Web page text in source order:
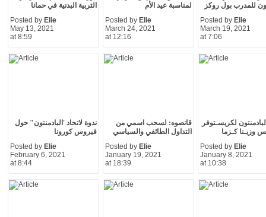
التربية البدنية في حمانا
Posted by Elie
May 13, 2021
at 8:59
لمناسبة عيد الأم
Posted by Elie
March 24, 2021
at 12:16
للمدرب بول روكز
Posted by Elie
March 19, 2021
at 7:06
ندوة لاتحاد 'البادمنتون" حول
فيروس كورونا
Posted by Elie
February 6, 2021
at 8:44
قانصوه: لسحب اسمي من
التداول الطائفي والسياسي
Posted by Elie
January 19, 2021
at 18:39
لكريسـتوفر
وزيـنا كـزما
Posted by Elie
January 8, 2021
at 10:38